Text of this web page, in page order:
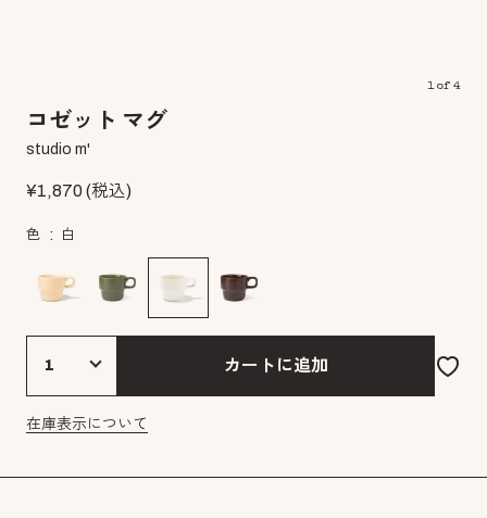
1of 4
コゼット マグ
studio m'
¥1,870(税込)
色 白
カートに追加
在庫表示について